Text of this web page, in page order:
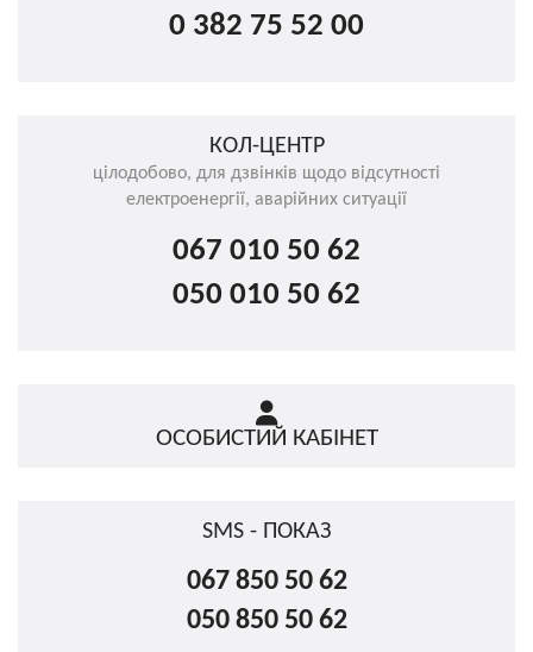
0 382 75 52 00
КОЛ-ЦЕНТР
цілодобово, для дзвінків щодо відсутності
електроенергії, аварійних ситуації
067 010 50 62
050 010 50 62
ОСОБИСТИЙ КАБІНЕТ
SMS - ПОКАЗ
067 850 50 62
050 850 50 62